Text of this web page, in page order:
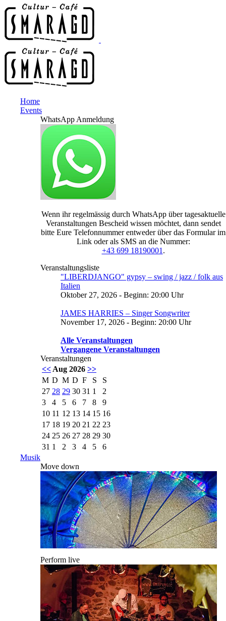
Home
Events
WhatsApp Anmeldung
Wenn ihr regelmässig durch WhatsApp über tagesaktuelle
Veranstaltungen Bescheid wissen möchtet, dann sendet
bitte Eure Telefonnummer entweder über das Formular im
Link oder als SMS an die Nummer:
+43 699 18190001 .
Veranstaltungsliste
"LIBERDJANGO" gypsy – swing / jazz / folk aus
Italien
Oktober 27, 2026 - Beginn: 20:00 Uhr
JAMES HARRIES – Singer Songwriter
November 17, 2026 - Beginn: 20:00 Uhr
Alle Veranstaltungen
Vergangene Veranstaltungen
Veranstaltungen
<< Aug 2026 >>
M D M D F S
S
27 28 29 30 31 1
2
3
4 5 6 7 8
9
10 11 12 13 14 15 16
17 18 19 20 21 22 23
24 25 26 27 28 29 30
31 1 2 3 4 5
6
Musik
Move down
Perform live